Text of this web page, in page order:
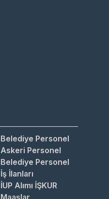
Belediye Personel
Askeri Personel
Belediye Personel
İş İlanları
İUP Alımı İŞKUR